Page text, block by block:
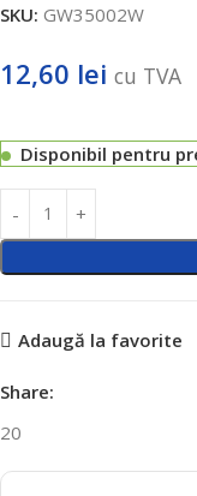
SKU: GW35002W
12,60 lei cu TVA
Disponibil pentru
Adaugă la favorite
Share:
20